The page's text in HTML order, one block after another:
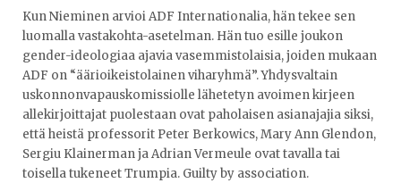
Kun Nieminen arvioi ADF Internationalia, hän tekee sen
luomalla vastakohta-asetelman. Hän tuo esille joukon
gender-ideologiaa ajavia vasemmistolaisia, joiden mukaan
ADF on “äärioikeistolainen viharyhmä”. Yhdysvaltain
uskonnonvapauskomissiolle lähetetyn avoimen kirjeen
allekirjoittajat puolestaan ovat paholaisen asianajajia siksi,
että heistä professorit Peter Berkowics, Mary Ann Glendon,
Sergiu Klainerman ja Adrian Vermeule ovat tavalla tai
toisella tukeneet Trumpia. Guilty by association.